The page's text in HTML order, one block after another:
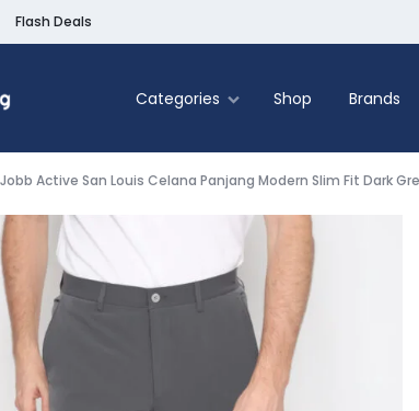
Flash Deals
Categories
Food & Beverage
Home & Living
Shop Brands
Jobb Active San Louis Celana Panjang Modern Slim Fit Dark